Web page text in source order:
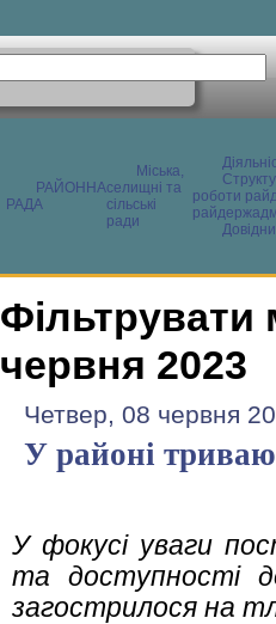
РАЙОННА
РАДА
Міська,
селищні та
сільські
ради
роботи
Фільтрувати
червня 2023
Четвер, 08 червня
У районі
У фокусі уваги
та доступності
загострилося на